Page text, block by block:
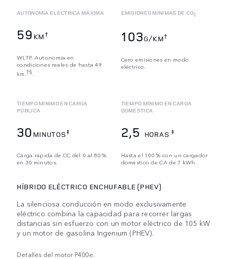
AUTONOMÍA ELÉCTRICA MÁXIMA
59 KM †
WLTP. Autonomía en
condiciones reales de hasta 49
km. †§
EMISIONES MÍNIMAS DE CO2
103G/KM†
Cero emisiones en modo
eléctrico.
TIEMPO MÍNIMO EN CARGA
PÚBLICA
30 MINUTOS‡
Carga rápida de CC del 0 al 80 %
en 30 minutos.
TIEMPO MÍNIMO EN CARGA
DOMÉSTICA
2,5 HORAS ‡
Hasta el 100 % con un cargador
doméstico de CA de 7 kWh.
HÍBRIDO ELÉCTRICO ENCHUFABLE (PHEV)
La silenciosa conducción en modo exclusivamente
eléctrico combina la capacidad para recorrer largas
distancias sin esfuerzo con un motor eléctrico de 105 kW
y un motor de gasolina Ingenium (PHEV).
Detalles del motor P400e.